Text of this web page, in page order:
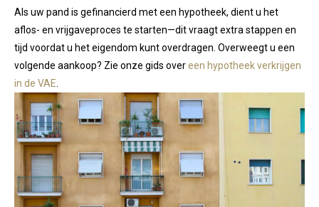
Als uw pand is gefinancierd met een hypotheek, dient u het
aflos- en vrijgaveproces te starten—dit vraagt extra stappen en
tijd voordat u het eigendom kunt overdragen. Overweegt u een
volgende aankoop? Zie onze gids overeen hypotheek verkrijgen
in de VAE.